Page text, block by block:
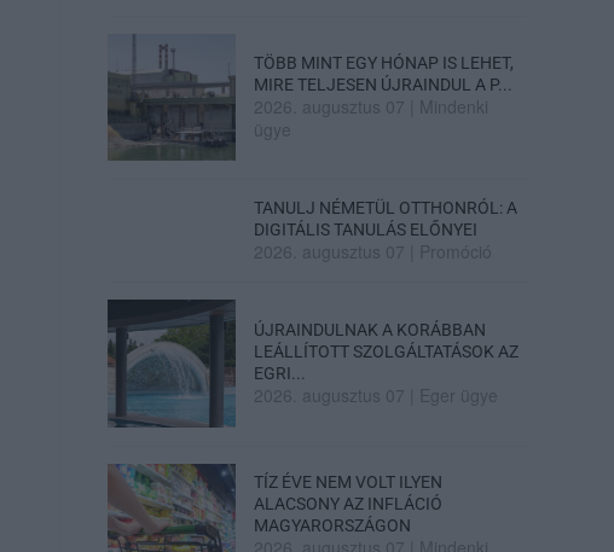
TÖBB MINT EGY HÓNAP IS LEHET,
MIRE TELJESEN ÚJRAINDUL A P...
2026. augusztus 07
Mindenki
ügye
TANULJ NÉMETÜL OTTHONRÓL: A
DIGITÁLIS TANULÁS ELŐNYEI
2026. augusztus 07 Promóció
ÚJRAINDULNAK A KORÁBBAN
LEÁLLÍTOTT SZOLGÁLTATÁSOK AZ
EGRI...
2026. augusztus 07 Eger ügye
TÍZ ÉVE NEM VOLT ILYEN
ALACSONY AZ INFLÁCIÓ
MAGYARORSZÁGON